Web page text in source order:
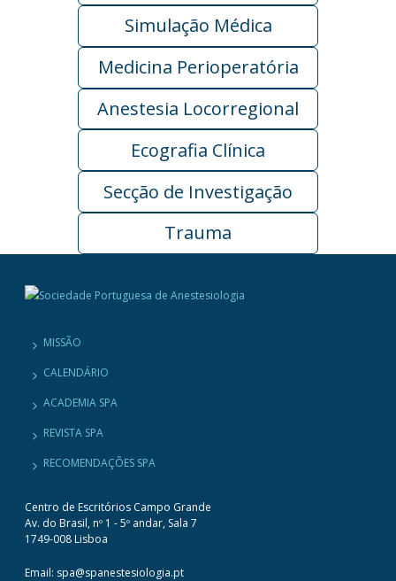
Simulação Médica
Medicina Perioperatória
Anestesia Locorregional
Ecografia Clínica
Secção de Investigação
Trauma
MISSÃO
CALENDÁRIO
ACADEMIA SPA
REVISTA SPA
RECOMENDAÇÕES SPA
Centro de Escritórios Campo Grande
Av. do Brasil, nº 1 - 5º andar, Sala 7
1749-008 Lisboa
Email: spa@spanestesiologia.pt